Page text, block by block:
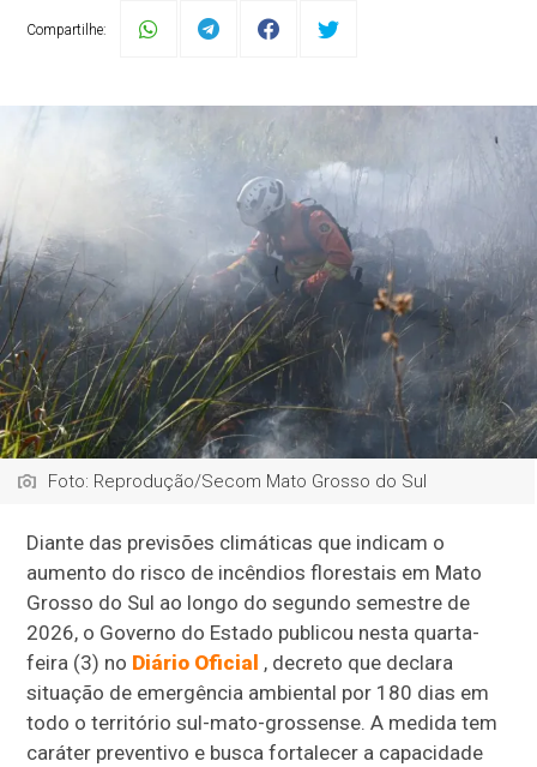
Compartilhe:
Foto: Reprodução/Secom Mato Grosso do Sul
Diante das previsões climáticas que indicam o
aumento do risco de incêndios florestais em Mato
Grosso do Sul ao longo do segundo semestre de
2026, o Governo do Estado publicou nesta quarta-
feira (3) no Diário Oficial , decreto que declara
situação de emergência ambiental por 180 dias em
todo o território sul-mato-grossense. A medida tem
caráter preventivo e busca fortalecer a capacidade